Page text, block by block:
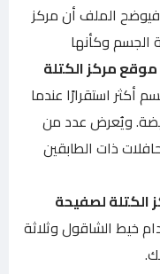
الملف أن مركز
الجسم وكأنها
موقع مركز الكتلة
أكثر استقرارًا عندما
ويُعرض عدد من
ذات الطابقين
الكتلة لصفيحة
خيط الشاقول وثلاثة